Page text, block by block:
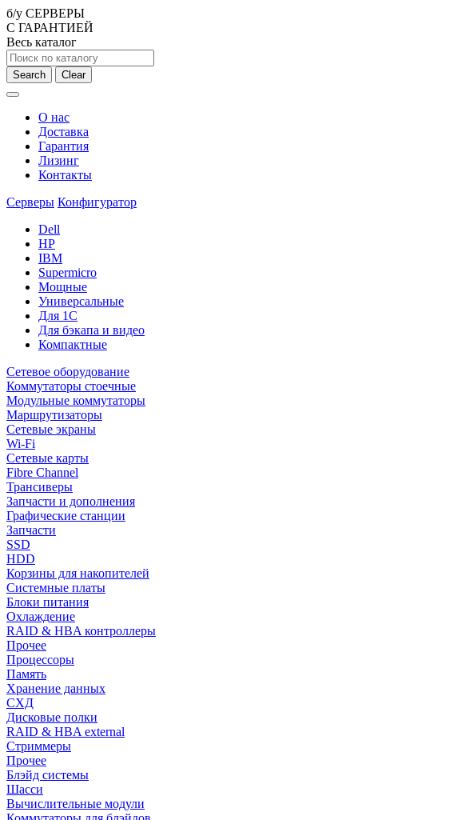
б/у СЕРВЕРЫ
С ГАРАНТИЕЙ
Весь каталог
Search Clear
О нас
Доставка
Гарантия
Лизинг
Контакты
Серверы Конфигуратор
Dell
HP
IBM
Supermicro
Мощные
Универсальные
Для 1С
Для бэкапа и видео
Компактные
Сетевое оборудование
Коммутаторы стоечные
Модульные коммутаторы
Маршрутизаторы
Сетевые экраны
Wi-Fi
Сетевые карты
Fibre Channel
Трансиверы
Запчасти и дополнения
Графические станции
Запчасти
SSD
HDD
Корзины для накопителей
Системные платы
Блоки питания
Охлаждение
RAID & HBA контроллеры
Прочее
Процессоры
Память
Хранение данных
СХД
Дисковые полки
RAID & HBA external
Стриммеры
Прочее
Блэйд системы
Шасси
Вычислительные модули